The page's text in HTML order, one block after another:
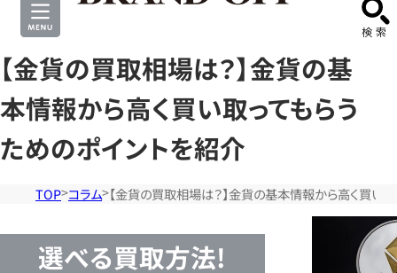
【金貨の買取相場は？】金貨の基
本情報から高く買い取ってもらう
ためのポイントを紹介
TOP コラム 【金貨の買取相場は？】金貨の基本情報から高く買い
選べる買取方法!